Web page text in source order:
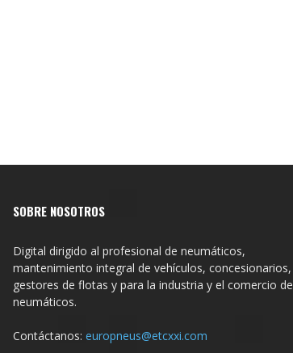
SOBRE NOSOTROS
Digital dirigido al profesional de neumáticos,
mantenimiento integral de vehículos, concesionarios,
gestores de flotas y para la industria y el comercio de
neumáticos.
Contáctanos: europneus@etcxxi.com